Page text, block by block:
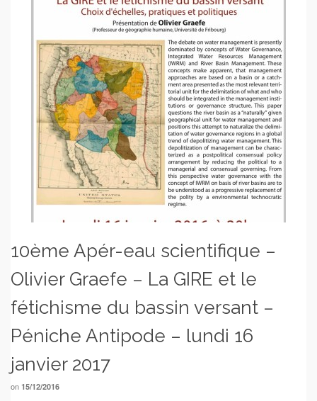
10ème Apér-eau scientifique –
Olivier Graefe – La GIRE et le
fétichisme du bassin versant –
Péniche Antipode – lundi 16
janvier 2017
on 15/12/2016